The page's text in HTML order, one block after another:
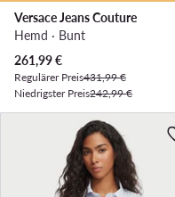
Versace Jeans Couture
Hemd · Bunt
Aktueller Preis
261,99€
Regulärer Preis431,99 €
Niedrigster Preis242,99 €